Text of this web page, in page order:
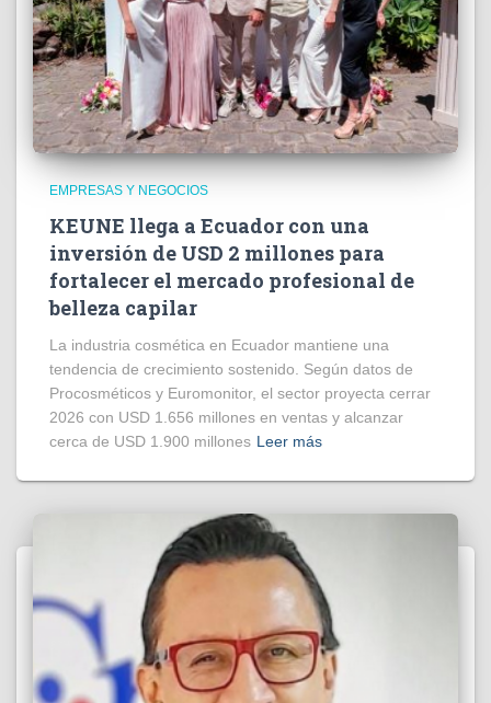
EMPRESAS Y NEGOCIOS
KEUNE llega a Ecuador con una
inversión de USD 2 millones para
fortalecer el mercado profesional de
belleza capilar
La industria cosmética en Ecuador mantiene una
tendencia de crecimiento sostenido. Según datos de
Procosméticos y Euromonitor, el sector proyecta cerrar
2026 con USD 1.656 millones en ventas y alcanzar
cerca de USD 1.900 millones Leer más